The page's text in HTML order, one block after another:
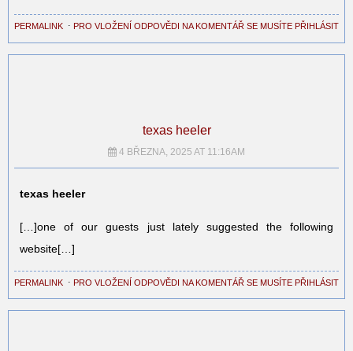
PERMALINK ⋅ PRO VLOŽENÍ ODPOVĚDI NA KOMENTÁŘ SE MUSÍTE PŘIHLÁSIT
texas heeler
4 BŘEZNA, 2025 AT 11:16AM
texas heeler
[…]one of our guests just lately suggested the following
website[…]
PERMALINK ⋅ PRO VLOŽENÍ ODPOVĚDI NA KOMENTÁŘ SE MUSÍTE PŘIHLÁSIT